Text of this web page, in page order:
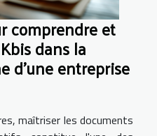
comprendre et
dans la
d'une entreprise
maîtriser les documents